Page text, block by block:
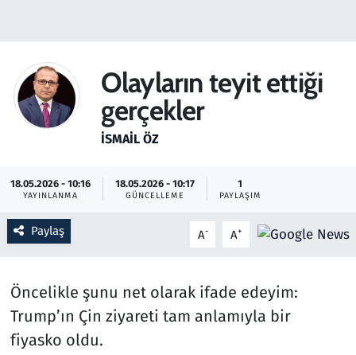
Olayların teyit ettiği
gerçekler
İSMAIL ÖZ
18.05.2026 - 10:16
YAYINLANMA
18.05.2026 - 10:17
GÜNCELLEME
1
PAYLAŞIM
Paylaş A- A+
Öncelikle şunu net olarak ifade edeyim:
Trump’ın Çin ziyareti tam anlamıyla bir
fiyasko oldu.
Haber
Kültür Sanat
Lezzet Durağı
Memur ve Kamu
Oyun